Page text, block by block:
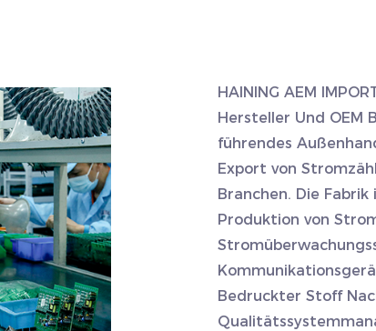
HAINING AEM
Hersteller Und OEM
führendes
Export von
Branchen. Die
Produktion von
Bedruckter Stoff